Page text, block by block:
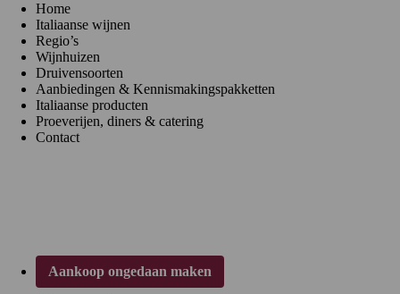
Home
Italiaanse wijnen
Regio’s
Wijnhuizen
Druivensoorten
Aanbiedingen & Kennismakingspakketten
Italiaanse producten
Proeverijen, diners & catering
Contact
Aankoop ongedaan maken